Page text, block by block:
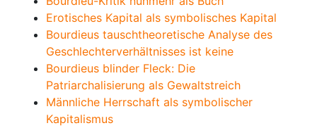
Erotisches Kapital als symbolisches Kapital
Bourdieus tauschtheoretische Analyse des
Geschlechterverhältnisses ist keine
Bourdieus blinder Fleck: Die
Patriarchalisierung als Gewaltstreich
Männliche Herrschaft als symbolischer
Kapitalismus